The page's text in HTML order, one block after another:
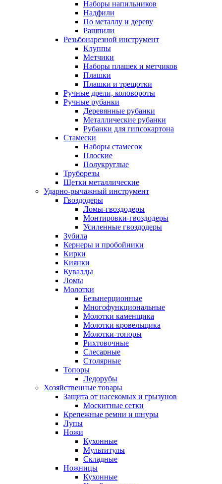
Наборы напильников
Надфили
По металлу и дереву
Рашпили
Резьбонарезной инструмент
Клуппы
Метчики
Наборы плашек и метчиков
Плашки
Плашки и трещотки
Ручные дрели, коловороты
Ручные рубанки
Деревянные рубанки
Металлические рубанки
Рубанки для гипсокартона
Стамески
Наборы стамесок
Плоские
Полукруглые
Труборезы
Щетки металлические
Ударно-рычажный инструмент
Гвоздодеры
Ломы-гвоздодеры
Монтировки-гвоздодеры
Усиленные гвоздодеры
Зубила
Кернеры и пробойники
Кирки
Киянки
Кувалды
Ломы
Молотки
Безынерционные
Многофункциональные
Молотки каменщика
Молотки кровельщика
Молотки-топоры
Рихтовочные
Слесарные
Столярные
Топоры
Ледорубы
Хозяйственные товары
Защита от насекомых и грызунов
Москитные сетки
Крепежные ремни и шнуры
Лупы
Ножи
Кухонные
Мультитулы
Складные
Ножницы
Кухонные